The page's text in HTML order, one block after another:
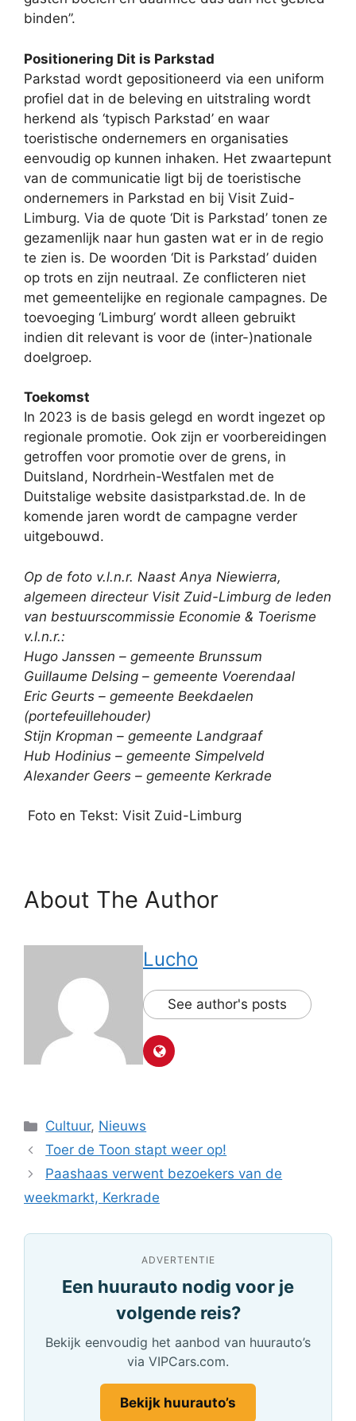
binden”.
Positionering Dit is Parkstad
Parkstad wordt gepositioneerd via een uniform
profiel dat in de beleving en uitstraling wordt
herkend als ‘typisch Parkstad’ en waar
toeristische ondernemers en organisaties
eenvoudig op kunnen inhaken. Het zwaartepunt
van de communicatie ligt bij de toeristische
ondernemers in Parkstad en bij Visit Zuid-
Limburg. Via de quote ‘Dit is Parkstad’ tonen ze
gezamenlijk naar hun gasten wat er in de regio
te zien is. De woorden ‘Dit is Parkstad’ duiden
op trots en zijn neutraal. Ze conflicteren niet
met gemeentelijke en regionale campagnes. De
toevoeging ‘Limburg’ wordt alleen gebruikt
indien dit relevant is voor de (inter-)nationale
doelgroep.
Toekomst
In 2023 is de basis gelegd en wordt ingezet op
regionale promotie. Ook zijn er voorbereidingen
getroffen voor promotie over de grens, in
Duitsland, Nordrhein-Westfalen met de
Duitstalige website dasistparkstad.de. In de
komende jaren wordt de campagne verder
uitgebouwd.
Op de foto v.l.n.r. Naast Anya Niewierra,
algemeen directeur Visit Zuid-Limburg de leden
van bestuurscommissie Economie & Toerisme
v.l.n.r.:
Hugo Janssen – gemeente Brunssum
Guillaume Delsing – gemeente Voerendaal
Eric Geurts – gemeente Beekdaelen
(portefeuillehouder)
Stijn Kropman – gemeente Landgraaf
Hub Hodinius – gemeente Simpelveld
Alexander Geers – gemeente Kerkrade
Foto en Tekst: Visit Zuid-Limburg
About The Author
Lucho
See author's posts
Categorieën
Cultuur, Nieuws
Toer de Toon stapt weer op!
Paashaas verwent bezoekers van de
weekmarkt, Kerkrade
ADVERTENTIE
Een huurauto nodig voor je
volgende reis?
Bekijk eenvoudig het aanbod van huurauto’s
via VIPCars.com.
Bekijk huurauto’s